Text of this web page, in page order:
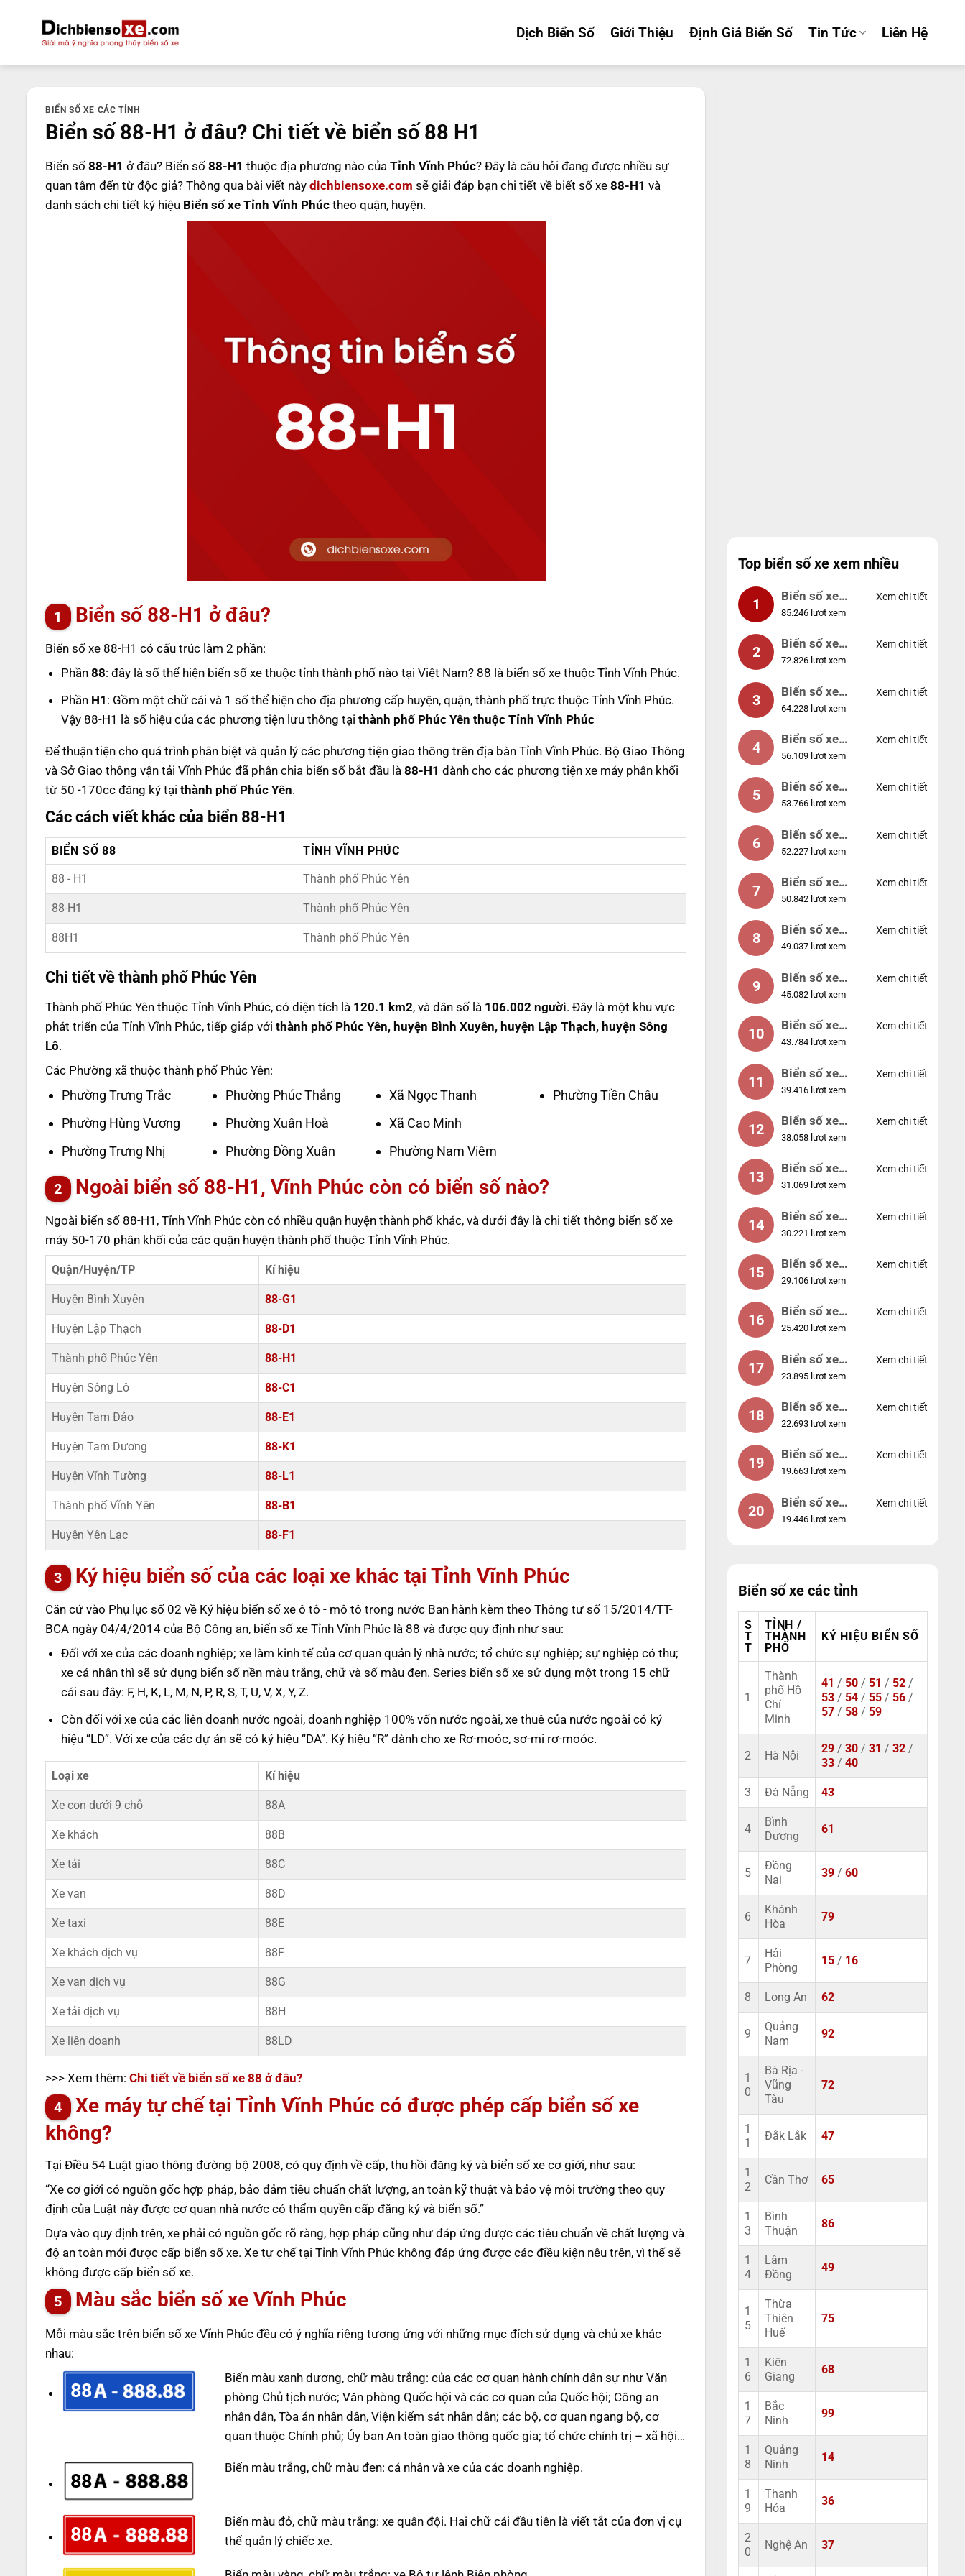
dung
Dịch Biển Số Giới Thiệu Định Giá Biển Số Tin Tức Liên Hệ
BIỂN SỐ XE CÁC TỈNH
Biển số 88-H1 ở đâu? Chi tiết về biển số 88 H1
Biển số 88-H1 ở đâu? Biển số 88-H1 thuộc địa phương nào của Tỉnh Vĩnh Phúc? Đây là câu hỏi đang được nhiều sự
quan tâm đến từ độc giả? Thông qua bài viết này dichbiensoxe.com sẽ giải đáp bạn chi tiết về biết số xe 88-H1 và
danh sách chi tiết ký hiệu Biển số xe Tỉnh Vĩnh Phúctheo quận, huyện.
Biển số 88-H1 ở đâu?
Biển số xe 88-H1 có cấu trúc làm 2 phần:
Phần88: đây là số thể hiện biển số xe thuộc tỉnh thành phố nào tại Việt Nam? 88 là biển số xe thuộc Tỉnh Vĩnh Phúc.
Phần H1 : Gồm một chữ cái và 1 số thể hiện cho địa phương cấp huyện, quận, thành phố trực thuộc Tỉnh Vĩnh Phúc.
Vậy 88-H1 là số hiệu của các phương tiện lưu thông tạithành phố Phúc Yên thuộc Tỉnh Vĩnh Phúc
Để thuận tiện cho quá trình phân biệt và quản lý các phương tiện giao thông trên địa bàn Tỉnh Vĩnh Phúc. Bộ Giao Thông
và Sở Giao thông vận tải Vĩnh Phúc đã phân chia biển số bắt đầu là 88-H1 dành cho các phương tiện xe máy phân khối
từ 50 -170cc đăng ký tại thành phố Phúc Yên.
Các cách viết khác của biển 88-H1
BIỂN SỐ 88 TỈNH VĨNH PHÚC
88 - H1 Thành phố Phúc Yên
88-H1 Thành phố Phúc Yên
88H1 Thành phố Phúc Yên
Chi tiết về thành phố Phúc Yên
Thành phố Phúc Yên thuộc Tỉnh Vĩnh Phúc, có diện tích là 120.1 km2, và dân số là 106.002 người. Đây là một khu vực
phát triển của Tỉnh Vĩnh Phúc, tiếp giáp với thành phố Phúc Yên, huyện Bình Xuyên, huyện Lập Thạch, huyện Sông
Lô.
Các Phường xã thuộc thành phố Phúc Yên:
Phường Trưng Trắc
Phường Hùng Vương
Phường Trưng Nhị
Phường Phúc Thắng
Phường Xuân Hoà
Phường Đồng Xuân
Xã Ngọc Thanh
Xã Cao Minh
Phường Nam Viêm
Phường Tiền Châu
Ngoài biển số 88-H1, Vĩnh Phúc còn có biển số nào?
Ngoài biển số 88-H1, Tỉnh Vĩnh Phúc còn có nhiều quận huyện thành phố khác, và dưới đây là chi tiết thông biển số xe
máy 50-170 phân khối của các quận huyện thành phố thuộc Tỉnh Vĩnh Phúc.
Quận/Huyện/TP Kí hiệu
Huyện Bình Xuyên 88-G1
Huyện Lập Thạch 88-D1
Thành phố Phúc Yên 88-H1
Huyện Sông Lô 88-C1
Huyện Tam Đảo 88-E1
Huyện Tam Dương 88-K1
Huyện Vĩnh Tường 88-L1
Thành phố Vĩnh Yên 88-B1
Huyện Yên Lạc 88-F1
Ký hiệu biển số của các loại xe khác tại Tỉnh Vĩnh Phúc
Căn cứ vào Phụ lục số 02 về Ký hiệu biển số xe ô tô - mô tô trong nước Ban hành kèm theo Thông tư số 15/2014/TT-
BCA ngày 04/4/2014 của Bộ Công an, biển số xe Tỉnh Vĩnh Phúc là 88 và được quy định như sau:
Đối với xe của các doanh nghiệp; xe làm kinh tế của cơ quan quản lý nhà nước; tổ chức sự nghiệp; sự nghiệp có thu;
xe cá nhân thì sẽ sử dụng biển số nền màu trắng, chữ và số màu đen. Series biển số xe sử dụng một trong 15 chữ
cái sau đây: F, H, K, L, M, N, P, R, S, T, U, V, X, Y, Z.
Còn đối với xe của các liên doanh nước ngoài, doanh nghiệp 100% vốn nước ngoài, xe thuê của nước ngoài có ký
hiệu “LD”. Với xe của các dự án sẽ có ký hiệu “DA”. Ký hiệu “R” dành cho xe Rơ-moóc, sơ-mi rơ-moóc.
Loại xe Kí hiệu
Xe con dưới 9 chỗ 88A
Xe khách 88B
Xe tải 88C
Xe van 88D
Xe taxi 88E
Xe khách dịch vụ 88F
Xe van dịch vụ 88G
Xe tải dịch vụ 88H
Xe liên doanh 88LD
>>> Xem thêm: Chi tiết về biển số xe 88 ở đâu?
Xe máy tự chế tại Tỉnh Vĩnh Phúc có được phép cấp biển số xe
không?
Tại Điều 54 Luật giao thông đường bộ 2008, có quy định về cấp, thu hồi đăng ký và biển số xe cơ giới, như sau:
“Xe cơ giới có nguồn gốc hợp pháp, bảo đảm tiêu chuẩn chất lượng, an toàn kỹ thuật và bảo vệ môi trường theo quy
định của Luật này được cơ quan nhà nước có thẩm quyền cấp đăng ký và biển số.”
Dựa vào quy định trên, xe phải có nguồn gốc rõ ràng, hợp pháp cũng như đáp ứng được các tiêu chuẩn về chất lượng và
độ an toàn mới được cấp biển số xe. Xe tự chế tại Tỉnh Vĩnh Phúc không đáp ứng được các điều kiện nêu trên, vì thế sẽ
không được cấp biển số xe.
Màu sắc biển số xe Vĩnh Phúc
Mỗi màu sắc trên biển số xe Vĩnh Phúc đều có ý nghĩa riêng tương ứng với những mục đích sử dụng và chủ xe khác
nhau:
88
Biển màu xanh dương, chữ màu trắng: của các cơ quan hành chính dân sự như Văn
phòng Chủ tịch nước; Văn phòng Quốc hội và các cơ quan của Quốc hội; Công an
nhân dân, Tòa án nhân dân, Viện kiểm sát nhân dân; các bộ, cơ quan ngang bộ, cơ
quan thuộc Chính phủ; Ủy ban An toàn giao thông quốc gia; tổ chức chính trị – xã hội…
88
Biển màu trắng, chữ màu đen: cá nhân và xe của các doanh nghiệp.
88
Biển màu đỏ, chữ màu trắng: xe quân đội. Hai chữ cái đầu tiên là viết tắt của đơn vị cụ
thể quản lý chiếc xe.
Top biển số xe xem nhiều
1
Biển số xe
99999
85.246 lượt xem
Xem chi tiết
2
Biển số xe
04953
72.826 lượt xem
Xem chi tiết
3
Biển số xe
88888
64.228 lượt xem
Xem chi tiết
4
Biển số xe
12345
56.109 lượt xem
Xem chi tiết
5
Biển số xe
66666
53.766 lượt xem
Xem chi tiết
6
Biển số xe
11111
52.227 lượt xem
Xem chi tiết
7
Biển số xe
44444
50.842 lượt xem
Xem chi tiết
8
Biển số xe
77777
49.037 lượt xem
Xem chi tiết
9
Biển số xe
55555
45.082 lượt xem
Xem chi tiết
10
Biển số xe
56789
43.784 lượt xem
Xem chi tiết
11
Biển số xe
01234
39.416 lượt xem
Xem chi tiết
12
Biển số xe
33333
38.058 lượt xem
Xem chi tiết
13
Biển số xe
22222
31.069 lượt xem
Xem chi tiết
14
Biển số xe
14953
30.221 lượt xem
Xem chi tiết
15
Biển số xe
24953
29.106 lượt xem
Xem chi tiết
16
Biển số xe
49053
25.420 lượt xem
Xem chi tiết
17
Biển số xe
44953
23.895 lượt xem
Xem chi tiết
18
Biển số xe
74953
22.693 lượt xem
Xem chi tiết
19
Biển số xe
99998
19.663 lượt xem
Xem chi tiết
20
Biển số xe
25525
19.446 lượt xem
Xem chi tiết
Biển số xe các tỉnh
S
T
T
TỈNH /
THÀNH
PHỐ
KÝ HIỆU BIỂN SỐ
1
Thành
phố Hồ
Chí
Minh
41 / 50 / 51 / 52 /
53 / 54 / 55 / 56 /
57 / 58 / 59
2 Hà Nội
29 / 30 / 31 / 32 /
33 / 40
3 Đà Nẵng 43
4
Bình
Dương
61
5
Đồng
Nai
39 / 60
6
Khánh
Hòa
79
7
Hải
Phòng
15 / 16
8 Long An 62
9
Quảng
Nam
92
1
0
Bà Rịa -
Vũng
Tàu
72
1
1
Đắk Lắk 47
1
2
Cần Thơ 65
1
3
Bình
Thuận
86
1
4
Lâm
Đồng
49
1
5
Thừa
Thiên
Huế
75
1
6
Kiên
Giang
68
1
7
Bắc
Ninh
99
1
8
Quảng
Ninh
14
1
9
Thanh
Hóa
36
2
0
Nghệ An 37